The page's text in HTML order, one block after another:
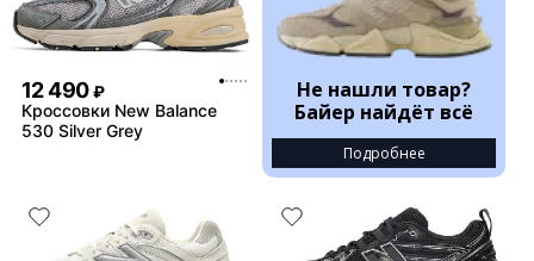
12 490 ₽
Кроссовки New Balance
530 Silver Grey
Не нашли товар?
Байер найдёт всё
Подробнее